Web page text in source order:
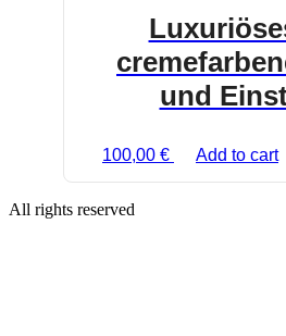
und
100,00 € Add to cart
All rights reserved